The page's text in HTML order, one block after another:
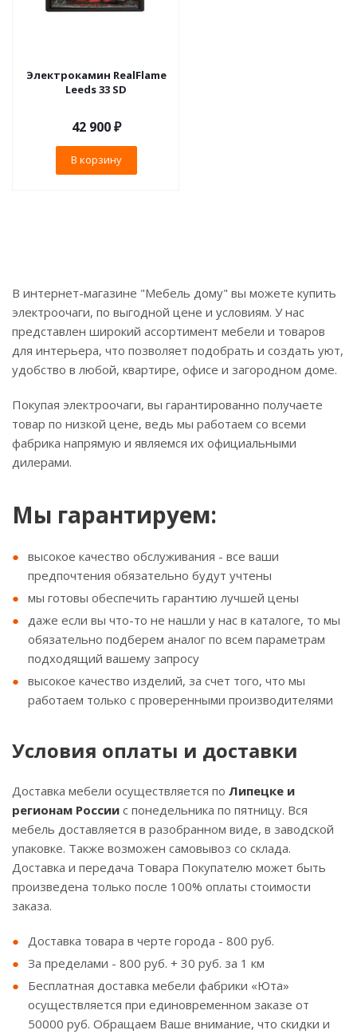
Электрокамин RealFlame
Leeds 33 SD
42 900₽
В корзину
В интернет-магазине "Мебель дому" вы можете купить
электроочаги, по выгодной цене и условиям. У нас
представлен широкий ассортимент мебели и товаров
для интерьера, что позволяет подобрать и создать уют,
удобство в любой, квартире, офисе и загородном доме.
Покупая электроочаги, вы гарантированно получаете
товар по низкой цене, ведь мы работаем со всеми
фабрика напрямую и являемся их официальными
дилерами.
Мы гарантируем:
высокое качество обслуживания - все ваши
предпочтения обязательно будут учтены
мы готовы обеспечить гарантию лучшей цены
даже если вы что-то не нашли у нас в каталоге, то мы
обязательно подберем аналог по всем параметрам
подходящий вашему запросу
высокое качество изделий, за счет того, что мы
работаем только с проверенными производителями
Условия оплаты и доставки
Доставка мебели осуществляется по Липецке и
регионам России с понедельника по пятницу. Вся
мебель доставляется в разобранном виде, в заводской
упаковке. Также возможен самовывоз со склада.
Доставка и передача Товара Покупателю может быть
произведена только после 100% оплаты стоимости
заказа.
Доставка товара в черте города - 800 руб.
За пределами - 800 руб. + 30 руб. за 1 км
Бесплатная доставка мебели фабрики «Юта»
осуществляется при единовременном заказе от
50000 руб. Обращаем Ваше внимание, что скидки и